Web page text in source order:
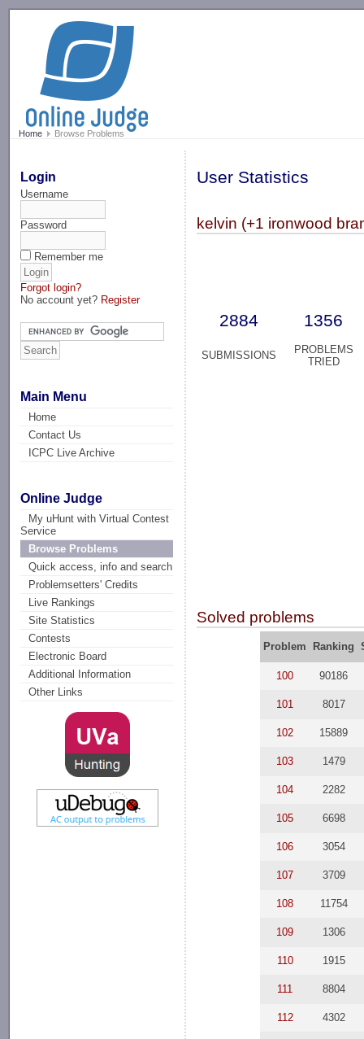
Home Browse Problems
Login
Username
Password
Remember me
Forgot login?
No account yet? Register
Main Menu
Home
Contact Us
ICPC Live Archive
Online Judge
My uHunt with Virtual Contest
Service
Browse Problems
Quick access, info and search
Problemsetters' Credits
Live Rankings
Site Statistics
Contests
Electronic Board
Additional Information
Other Links
User Statistics
kelvin (+1 ironwood
2884 1356
SUBMISSIONS
PROBLEMS
TRIED
Solved problems
Problem Ranking
100 90186
101 8017
102 15889
103 1479
104 2282
105 6698
106 3054
107 3709
108 11754
109 1306
110 1915
111 8804
112 4302